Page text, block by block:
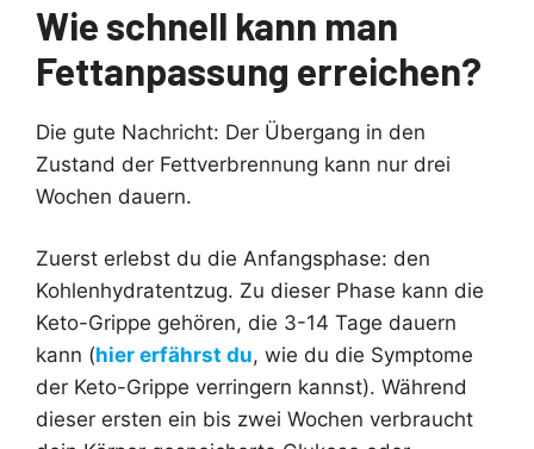
Wie schnell kann man
Fettanpassung erreichen?
Die gute Nachricht: Der Übergang in den
Zustand der Fettverbrennung kann nur drei
Wochen dauern.
Zuerst erlebst du die Anfangsphase: den
Kohlenhydratentzug. Zu dieser Phase kann die
Keto-Grippe gehören, die 3-14 Tage dauern
kann (hier erfährst du, wie du die Symptome
der Keto-Grippe verringern kannst). Während
dieser ersten ein bis zwei Wochen verbraucht